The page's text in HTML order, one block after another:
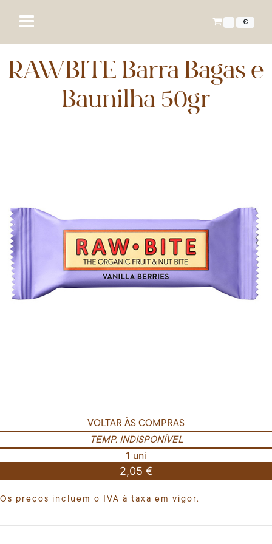
€
RAWBITE Barra Bagas e
Baunilha 50gr
VOLTAR ÀS COMPRAS
TEMP. INDISPONÍVEL
1 uni
2,05 €
Os preços incluem o IVA à taxa em vigor.